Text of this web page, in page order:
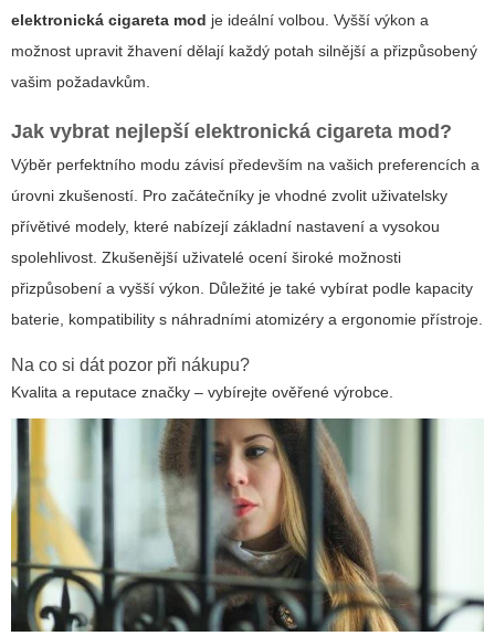
elektronická cigareta mod je ideální volbou. Vyšší výkon a
možnost upravit žhavení dělají každý potah silnější a přizpůsobený
vašim požadavkům.
Jak vybrat nejlepší elektronická cigareta mod ?
Výběr perfektního modu závisí především na vašich preferencích a
úrovni zkušeností. Pro začátečníky je vhodné zvolit uživatelsky
přívětivé modely, které nabízejí základní nastavení a vysokou
spolehlivost. Zkušenější uživatelé ocení široké možnosti
přizpůsobení a vyšší výkon. Důležité je také vybírat podle kapacity
baterie, kompatibility s náhradními atomizéry a ergonomie přístroje.
Na co si dát pozor při nákupu?
Kvalita a reputace značky – vybírejte ověřené výrobce.